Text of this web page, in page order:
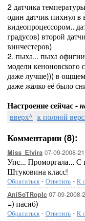
2 датчика
один датчик пихнул в
видеопроцессором..
градусов) второй
винчестеров)
2. пыха... пыха
модели кеноновского
даже лучше))) в
даже жалко её было
Настроение сейчас -
вверх^ к полной
Комментарии (8):
Miss_Elvira 07-09-2008-
Упс... Проморгала... С
Штуковина класс!
Обратиться - Ответить - К
AniSoTRopIc 07-09-2008-
=) пасиб)
Обратиться - Ответить - К